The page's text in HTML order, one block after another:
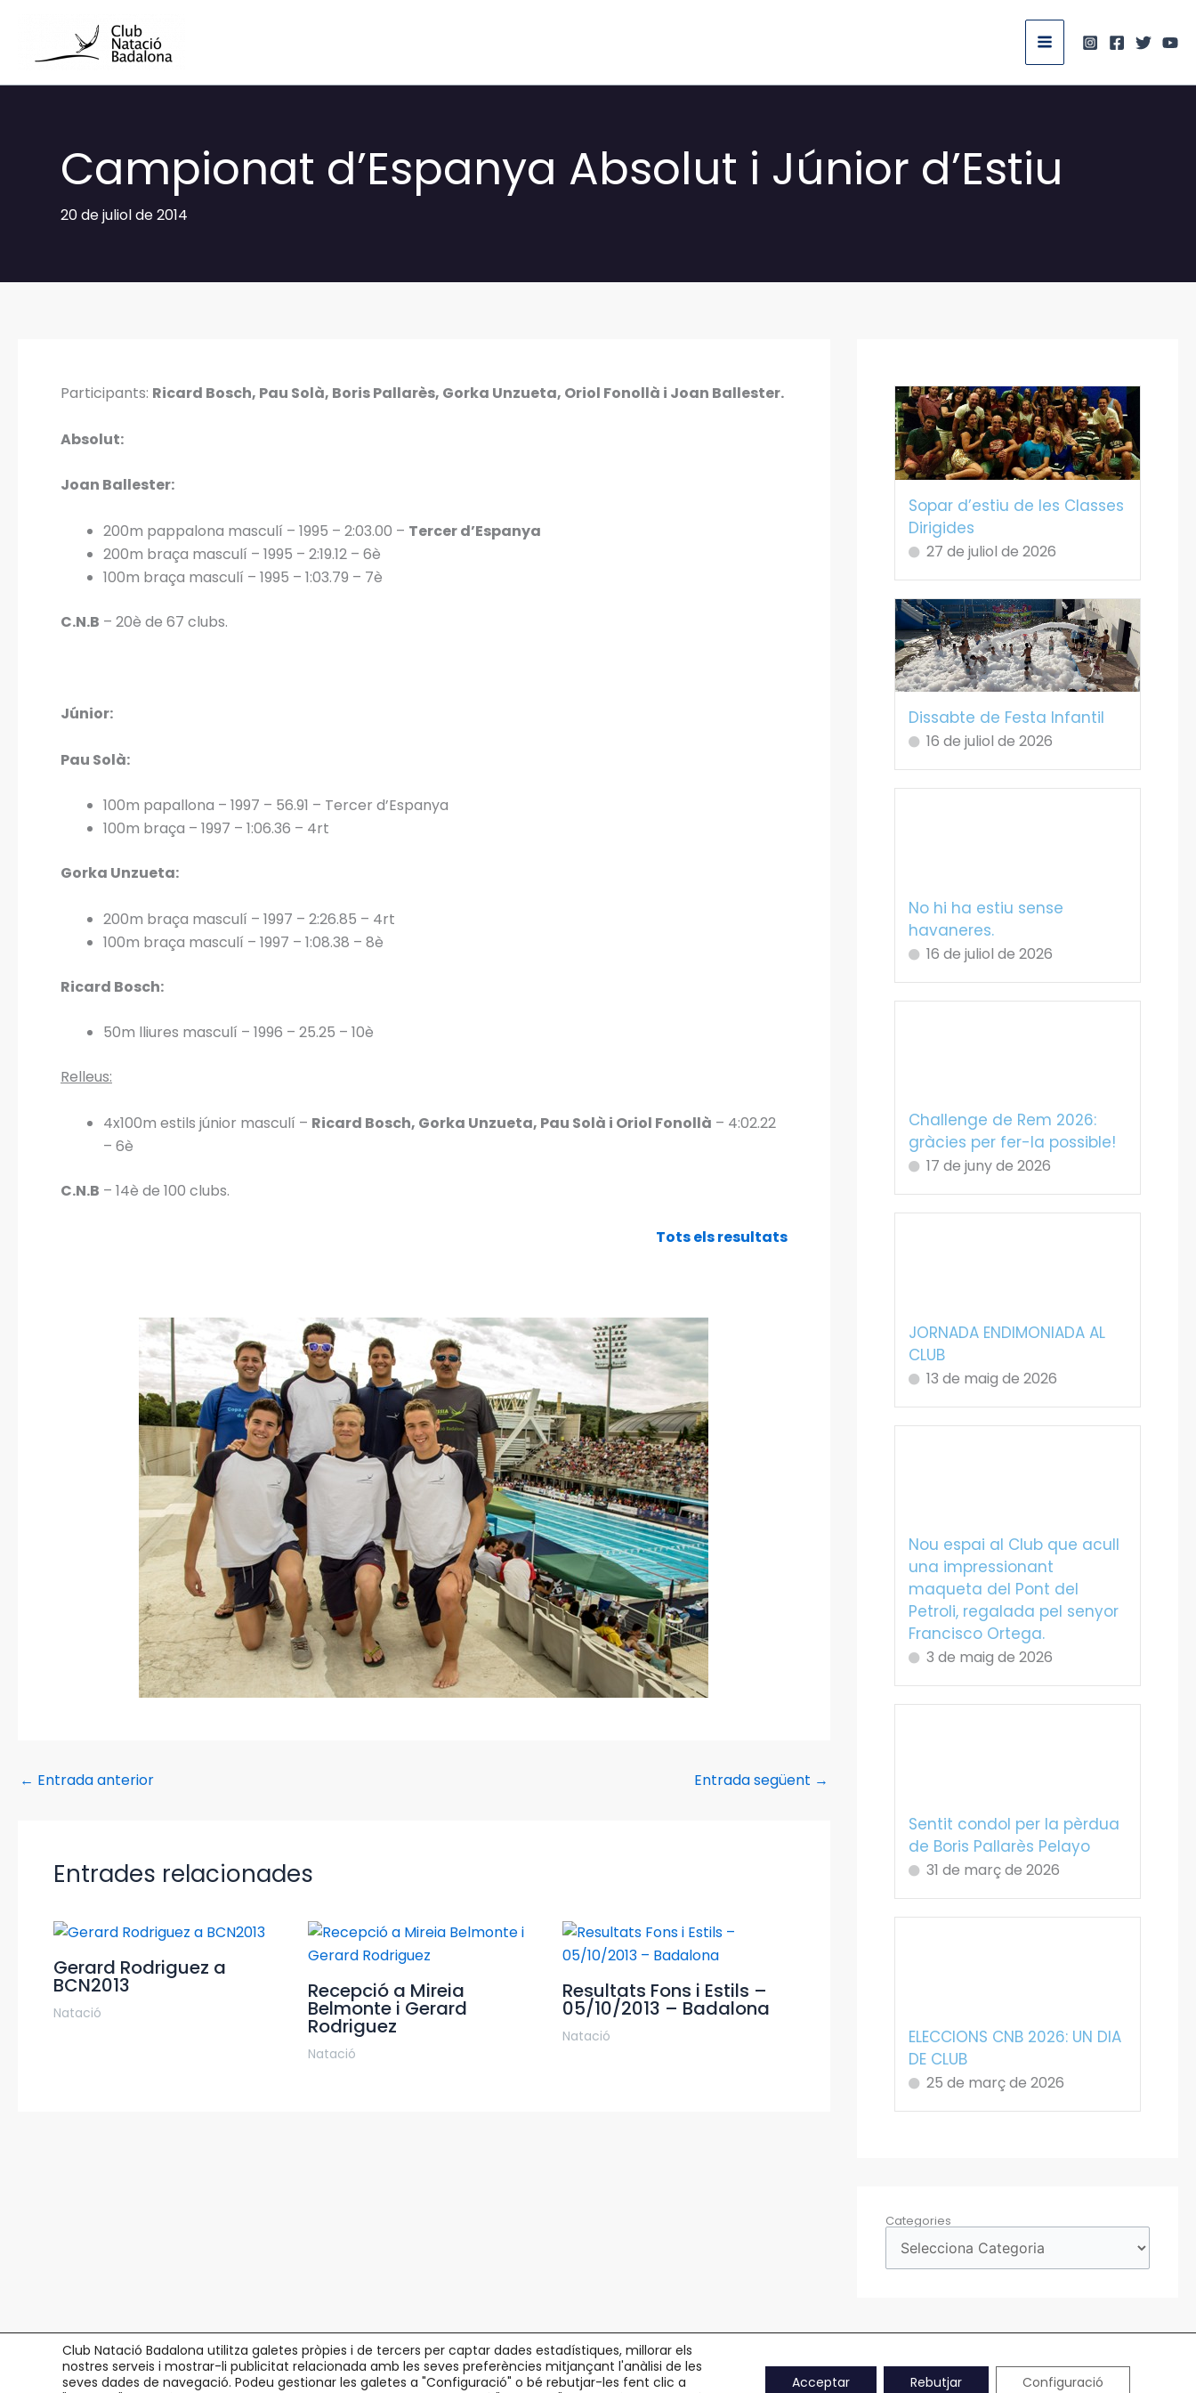
contingut
Campionat d’Espanya Absolut i Júnior d’Estiu
20 de juliol de 2014
Participants: Ricard Bosch, Pau Solà, Boris Pallarès, Gorka Unzueta, Oriol Fonollà i Joan Ballester.
Absolut:
Joan Ballester:
200m pappalona masculí – 1995 – 2:03.00 – Tercer d’Espanya
200m braça masculí – 1995 – 2:19.12 – 6è
100m braça masculí – 1995 – 1:03.79 – 7è
C.N.B – 20è de 67 clubs.
Júnior:
Pau Solà:
100m papallona – 1997 – 56.91 – Tercer d’Espanya
100m braça – 1997 – 1:06.36 – 4rt
Gorka Unzueta:
200m braça masculí – 1997 – 2:26.85 – 4rt
100m braça masculí – 1997 – 1:08.38 – 8è
Ricard Bosch:
50m lliures masculí – 1996 – 25.25 – 10è
Relleus:
4x100m estils júnior masculí – Ricard Bosch, Gorka Unzueta, Pau Solà i Oriol Fonollà – 4:02.22
– 6è
C.N.B – 14è de 100 clubs.
Tots els resultats
← Entrada anterior Entrada següent →
Entrades relacionades
Gerard Rodriguez a
BCN2013
Natació
Recepció a Mireia
Belmonte i Gerard
Rodriguez
Natació
Resultats Fons i Estils –
05/10/2013 – Badalona
Natació
Sopar d’estiu de les Classes
Dirigides
27 de juliol de 2026
Dissabte de Festa Infantil
16 de juliol de 2026
No hi ha estiu sense
havaneres.
16 de juliol de 2026
Challenge de Rem 2026:
gràcies per fer-la possible!
17 de juny de 2026
JORNADA ENDIMONIADA AL
CLUB
13 de maig de 2026
Nou espai al Club que acull
una impressionant
maqueta del Pont del
Petroli, regalada pel senyor
Francisco Ortega.
3 de maig de 2026
Sentit condol per la pèrdua
de Boris Pallarès Pelayo
31 de març de 2026
ELECCIONS CNB 2026: UN DIA
DE CLUB
25 de març de 2026
Categories
Club Natació Badalona utilitza galetes pròpies i de tercers per captar dades estadístiques, millorar els
nostres serveis i mostrar-li publicitat relacionada amb les seves preferències mitjançant l'anàlisi de les
seves dades de navegació. Podeu gestionar les galetes a "Configuració" o bé rebutjar-les fent clic a
Acceptar Rebutjar Configuració